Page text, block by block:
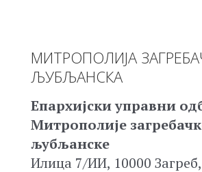
МИТРОПОЛИЈА
ЉУБЉАНСКА
Епархијски управни
Митрополије
љубљанске
Илица 7/ИИ, 10000